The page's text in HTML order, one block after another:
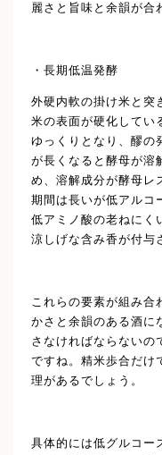
麗さと旨味と余韻が合
・長期低温発酵
外硬内軟の掛け米と突
米の表面が硬化してい
ゆっくりとなり、醪の
が長くなると酵母が溶
め、溶解成分が酵母レ
期間は長いが低アルコ
低アミノ酸の老ねにく
涼しげな含み香が付与
これらの要素が組み合
かさと余韻のある酒に
さなければならないの
ですね。精米歩合だけ
理があるでしょう。
具体的には低グルコー